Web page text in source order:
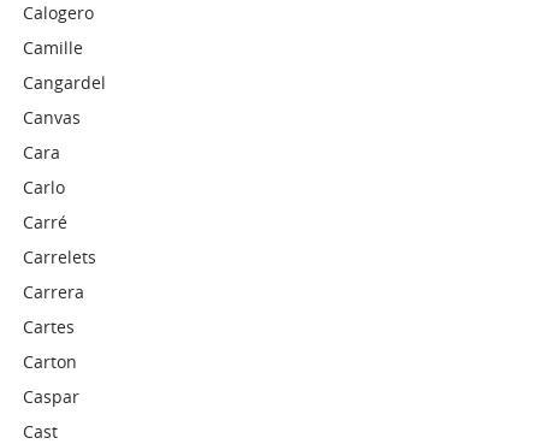
Calogero
Camille
Cangardel
Canvas
Cara
Carlo
Carré
Carrelets
Carrera
Cartes
Carton
Caspar
Cast